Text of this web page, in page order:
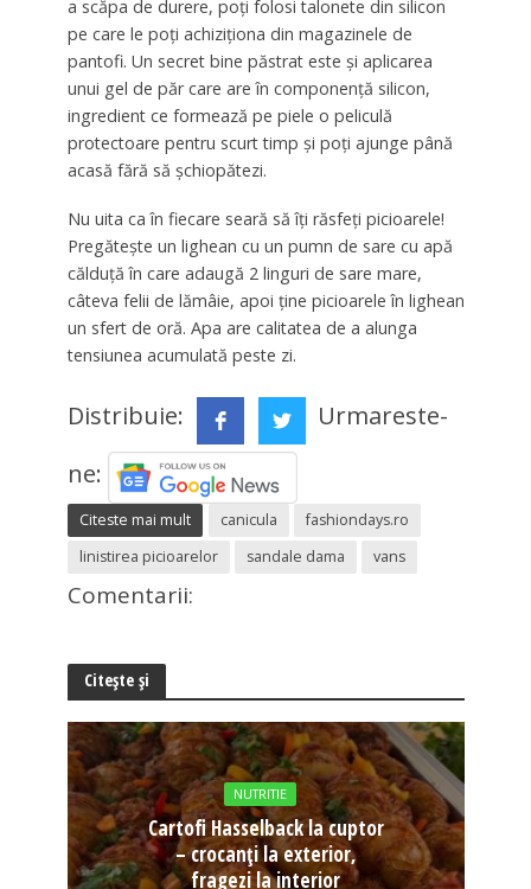
a scăpa de durere, poți folosi talonete din silicon
pe care le poți achiziționa din magazinele de
pantofi. Un secret bine păstrat este și aplicarea
unui gel de păr care are în componență silicon,
ingredient ce formează pe piele o peliculă
protectoare pentru scurt timp și poți ajunge până
acasă fără să șchiopătezi.
Nu uita ca în fiecare seară să îți răsfeți picioarele!
Pregătește un lighean cu un pumn de sare cu apă
călduță în care adaugă 2 linguri de sare mare,
câteva felii de lămâie, apoi ține picioarele în lighean
un sfert de oră. Apa are calitatea de a alunga
tensiunea acumulată peste zi.
Distribuie:
Urmareste-
ne:
Citeste mai mult canicula
fashiondays.ro
linistirea picioarelor
sandale dama vans
Comentarii:
Citește și
NUTRITIE
Cartofi Hasselback la cuptor
– crocanți la exterior,
fragezi la interior